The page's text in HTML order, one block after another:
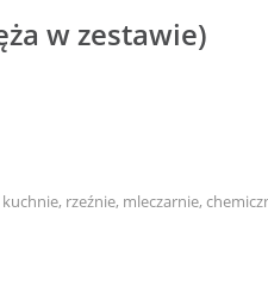
w zestawie)
rzeźnie, mleczarnie,